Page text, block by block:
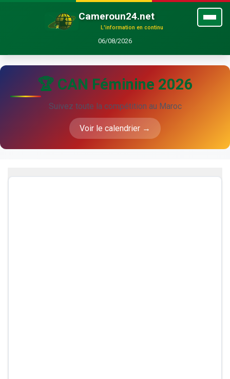
Cameroun24.net
L'information en continu
06/08/2026
🏆 CAN Féminine 2026
Suivez toute la compétition au Maroc
Voir le calendrier →